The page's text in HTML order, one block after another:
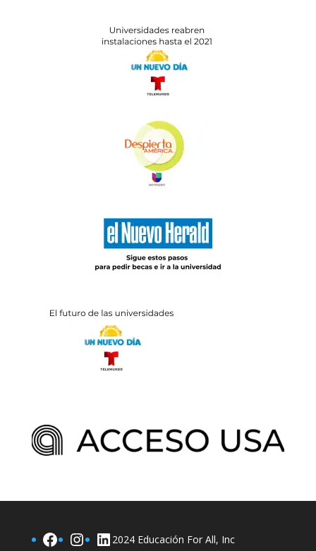
Facebook Instagram LinkedIn 2024 Educación For All, Inc